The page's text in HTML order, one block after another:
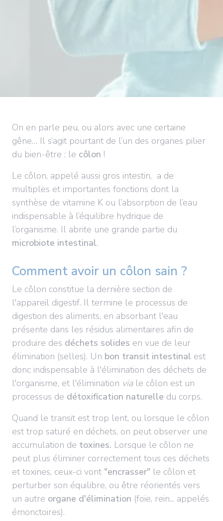
On en parle peu, ou alors avec une certaine
gêne… Il s’agit pourtant de l’un des organes pilier
du bien-être : le côlon !
Le côlon, appelé aussi gros intestin, a de
multiples et importantes fonctions dont la
synthèse de vitamine K ou l’absorption de l’eau
indispensable à l’équilibre hydrique de
l’organisme. Il abrite une grande partie du
microbiote intestinal.
Comment avoir un côlon sain ?
Le côlon constitue la dernière section de
l'appareil digestif. Il termine le processus de
digestion des aliments, en absorbant l'eau
présente dans les résidus alimentaires afin de
produire des déchets solides en vue de leur
élimination (selles). Un bon transit intestinal est
donc indispensable à l'élimination des déchets de
l'organisme, et l'élimination viale côlon est un
processus de détoxification naturelle du corps.
Quand le transit est trop lent, ou lorsque le côlon
est trop saturé en déchets, on peut observer une
accumulation de toxines. Lorsque le côlon ne
peut plus éliminer correctement tous ces déchets
et toxines, ceux-ci vont "encrasser" le côlon et
perturber son équilibre, ou être réorientés vers
un autre organe d'élimination (foie, rein... appelés
émonctoires).